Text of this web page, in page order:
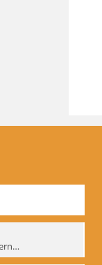
De Acteur Atleet van het Hart, Internationale Konferenz, Gent, 17.11.2004 - Interne Signatur: BM-vid-129